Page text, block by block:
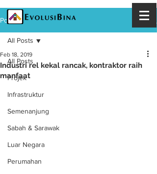
Post
All Posts
Projek
Infrastruktur
Semenanjung
Sabah & Sarawak
Luar Negara
Perumahan
All Posts
Industri rel kekal rancak, kontraktor raih
manfaat
Feb 18, 2019